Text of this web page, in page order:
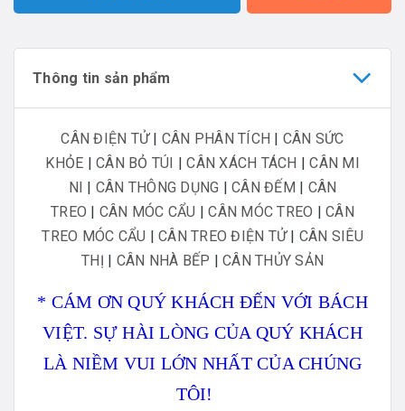
Thông tin sản phẩm
CÂN ĐIỆN TỬ| CÂN PHÂN TÍCH | CÂN SỨC
KHỎE | CÂN BỎ TÚI |CÂN XÁCH TÁCH | CÂN MI
NI | CÂN THÔNG DỤNG |CÂN ĐẾM | CÂN
TREO | CÂN MÓC CẨU |CÂN MÓC TREO |CÂN
TREO MÓC CẨU | CÂN TREO ĐIỆN TỬ| CÂN SIÊU
THỊ | CÂN NHÀ BẾP | CÂN THỦY SẢN
* CÁM ƠN QUÝ KHÁCH ĐẾN VỚI BÁCH
VIỆT. SỰ HÀI LÒNG CỦA QUÝ KHÁCH
LÀ NIỀM VUI LỚN NHẤT CỦA CHÚNG
TÔI!